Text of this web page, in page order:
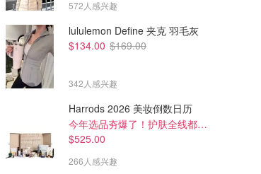
572人感兴趣
lululemon Define 夹克 羽毛灰
$134.00 $169.00
342人感兴趣
Harrods 2026 美妆倒数日历
今年选品夯爆了！护肤全线都很绝
$525.00
266人感兴趣